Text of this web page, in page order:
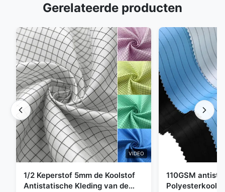
Gerelateerde producten
VIDEO
1/2 Keperstof 5mm de Koolstof
Antistatische Kleding van de
110GSM